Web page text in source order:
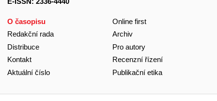
O časopisu
Redakční rada
Distribuce
Kontakt
Aktuální číslo
Online first
Archiv
Pro autory
Recenzní řízení
Publikační etika